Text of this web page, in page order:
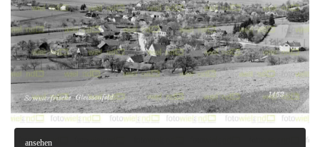
ansehen